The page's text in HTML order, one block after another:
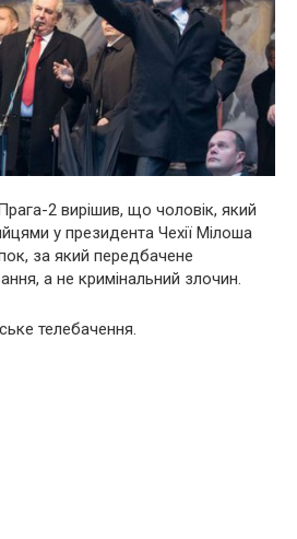
2 вирішив, що чоловік, який
у президента Чехії Мілоша
за який передбачене
а не кримінальний злочин.
телебачення.